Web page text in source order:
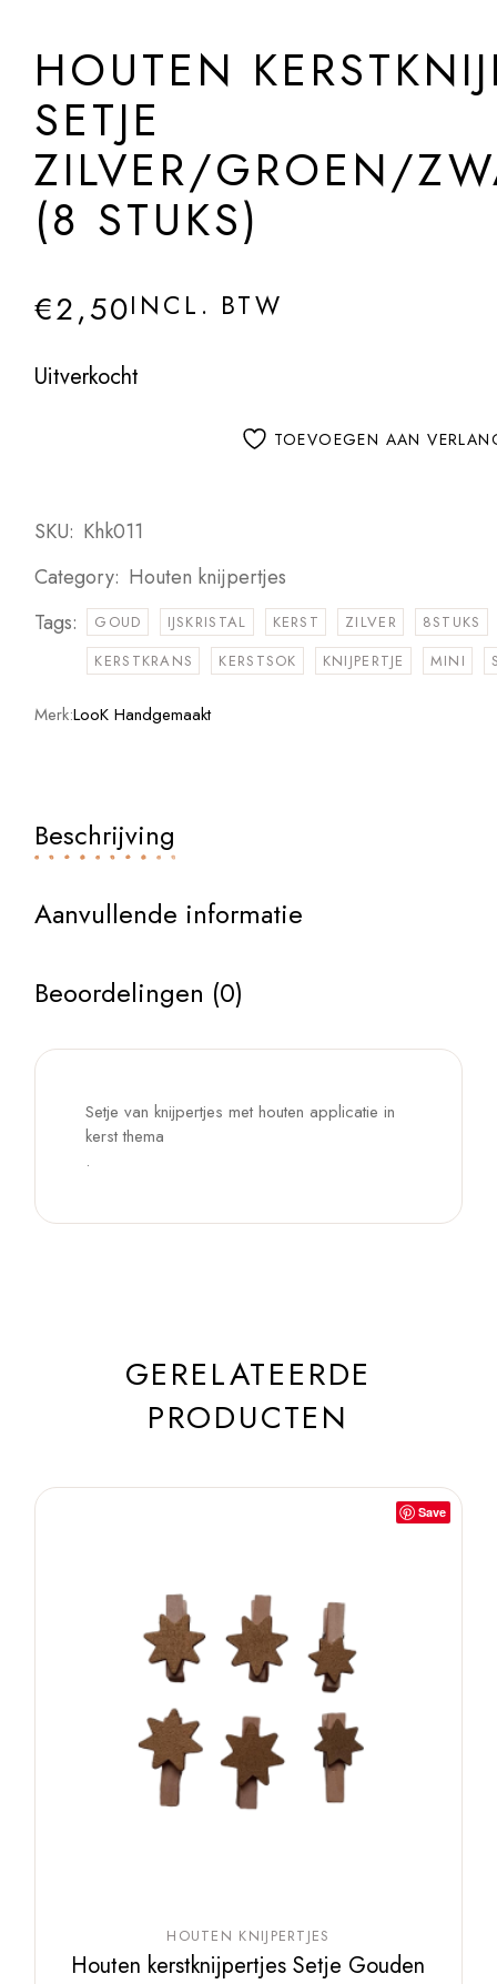
HOUTEN
SETJE
ZILVER/GROEN/
(8 STUKS)
€2,50INCL. BTW
Uitverkocht
TOEVOEGEN AAN
SKU: Khk011
Category: Houten knijpertjes
Tags:
GOUD IJSKRISTAL KERST ZILVER
8STUKS
KERSTKRANS
KERSTSOK KNIJPERTJE MINI
Merk:LooK Handgemaakt
Beschrijving
Aanvullende informatie
Beoordelingen (0)
Setje van knijpertjes met houten applicatie in
kerst thema
.
GERELATEERDE
PRODUCTEN
Save
HOUTEN KNIJPERTJES
Houten kerstknijpertjes Setje Gouden